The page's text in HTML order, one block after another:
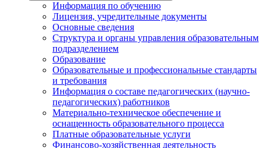
Информация по обучению
Лицензия, учредительные документы
Основные сведения
Структура и органы управления образовательным
подразделением
Образование
Образовательные и профессиональные стандарты
и требования
Информация о составе педагогических (научно-
педагогических) работников
Материально-техническое обеспечение и
оснащенность образовательного процесса
Платные образовательные услуги
Финансово-хозяйственная деятельность